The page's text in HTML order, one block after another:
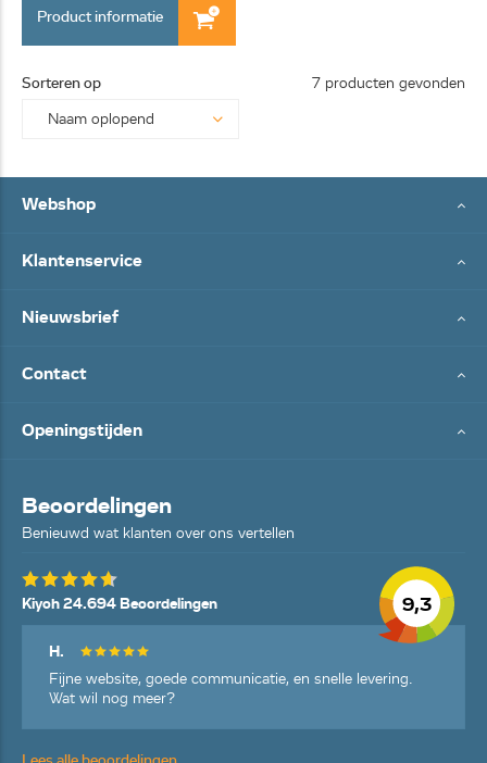
Product informatie
Sorteren op 7 producten gevonden
Webshop
Klantenservice
Nieuwsbrief
Contact
Openingstijden
Beoordelingen
Benieuwd wat klanten over ons vertellen
9,3
Kiyoh 24.694 Beoordelingen
H.
Fijne website, goede communicatie, en snelle levering.
Wat wil nog meer?